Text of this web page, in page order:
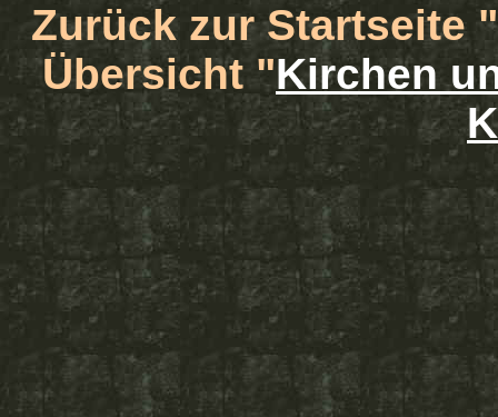
Zurück zur Startseite "
Übersicht "Kirchen